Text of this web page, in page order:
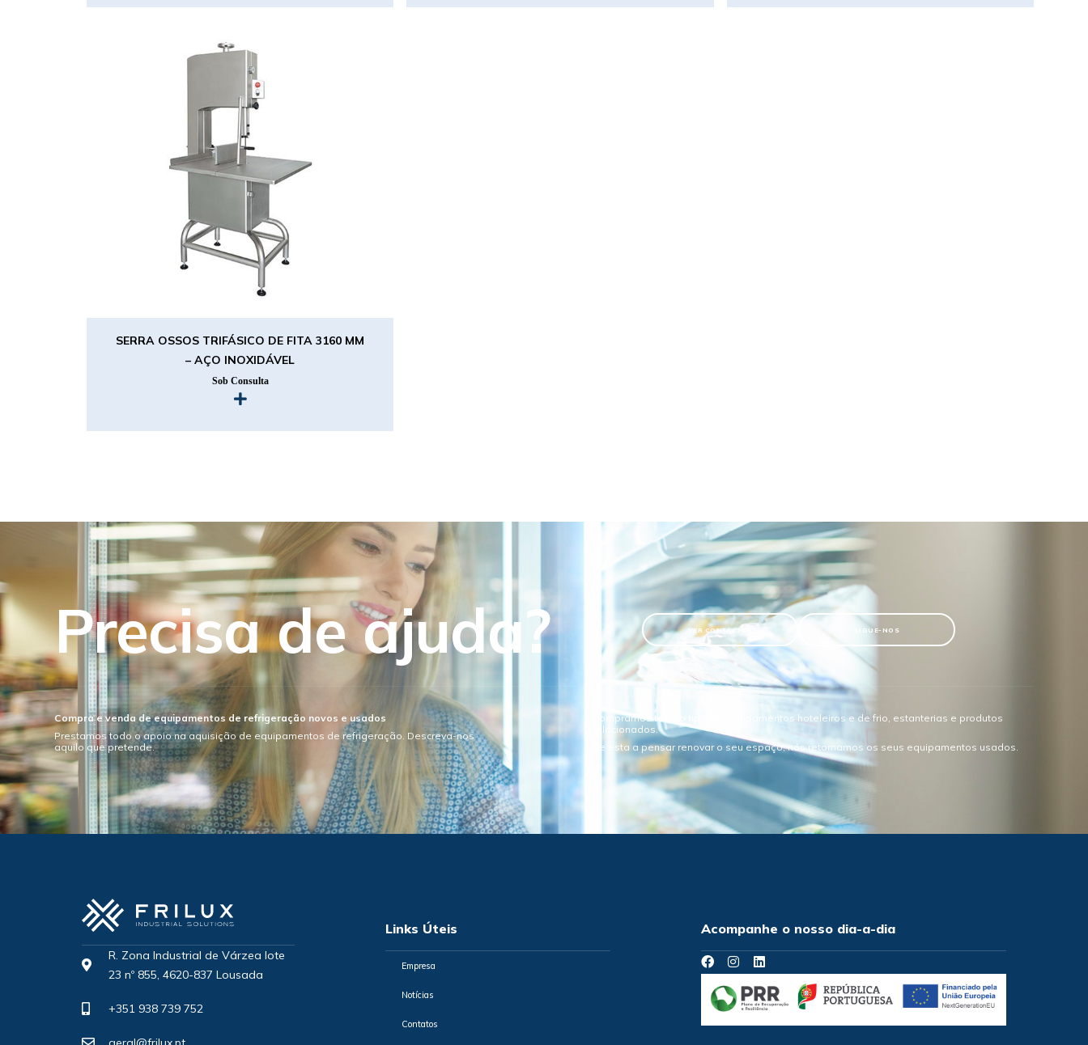
SERRA OSSOS TRIFÁSICO DE FITA 3160 MM
– AÇO INOXIDÁVEL
Sob Consulta
Precisa de ajuda? VER CONTACTOS LIGUE-NOS
Compra e venda de equipamentos de refrigeração novos e usados
Prestamos todo o apoio na aquisição de equipamentos de refrigeração. Descreva-nos
aquilo que pretende.
Compramos todo o tipo de equipamentos hoteleiros e de frio, estanterias e produtos
relacionados.
Se esta a pensar renovar o seu espaço, nós retomamos os seus equipamentos usados.
R. Zona Industrial de Várzea lote
23 nº 855, 4620-837 Lousada
+351 938 739 752
Links Úteis
Empresa
Notícias
Contatos
Acompanhe o nosso dia-a-dia